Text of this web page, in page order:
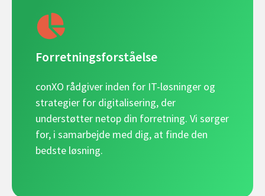
Forretningsforståelse
conXO rådgiver inden for IT-løsninger og
strategier for digitalisering, der
understøtter netop din forretning. Vi sørger
for, i samarbejde med dig, at finde den
bedste løsning.